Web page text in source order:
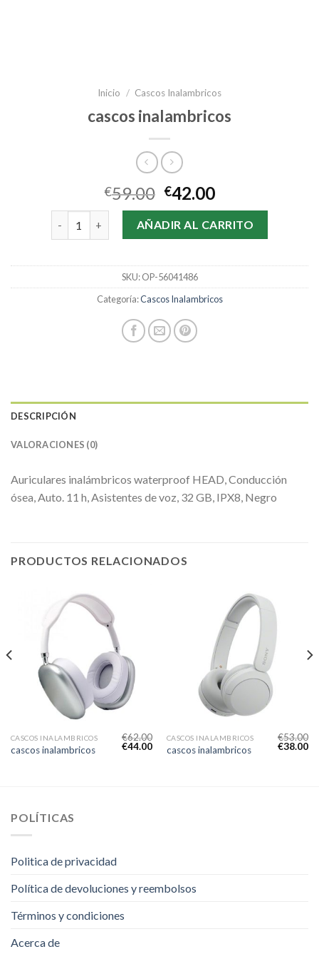
Inicio / Cascos Inalambricos
cascos inalambricos
€59.00 €42.00
cascos inalambricos cantidadAÑADIR AL CARRITO
SKU:OP-56041486
Categoría:Cascos Inalambricos
DESCRIPCIÓN
VALORACIONES (0)
Auriculares inalámbricos waterproof HEAD, Conducción
ósea, Auto. 11 h, Asistentes de voz, 32 GB, IPX8, Negro
PRODUCTOS RELACIONADOS
CASCOS INALAMBRICOS
cascos inalambricos
€62.00
€44.00
CASCOS INALAMBRICOS
cascos inalambricos
€53.00
€38.00
POLÍTICAS
Politica de privacidad
Política de devoluciones y reembolsos
Términos y condiciones
Acerca de